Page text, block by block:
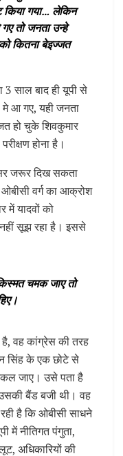
किया गया… लेकिन
तो जनता उन्हे
कितना बेइज्जत
साल बाद ही यूपी से
मे आ गए, यही जनता
हो चुके शिवकुमार
होना है।
जरूर दिख सकता
वर्ग का आक्रोश
में यादवों को
सूझ रहा है। इससे
चमक जाए तो
वह कांग्रेस की तरह
सिंह के एक छोटे से
जाए। उसे पता है
बैंड बजी थी। वह
है कि ओबीसी साधने
में नीतिगत पंगुता,
अधिकारियों की